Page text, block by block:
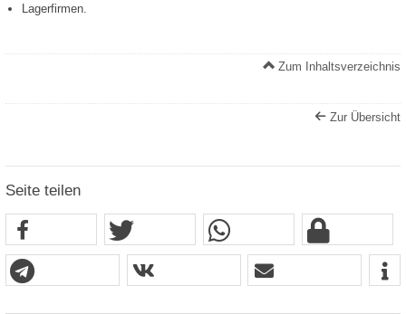
Lagerfirmen.
Zum Inhaltsverzeichnis
Zur Übersicht
Seite teilen